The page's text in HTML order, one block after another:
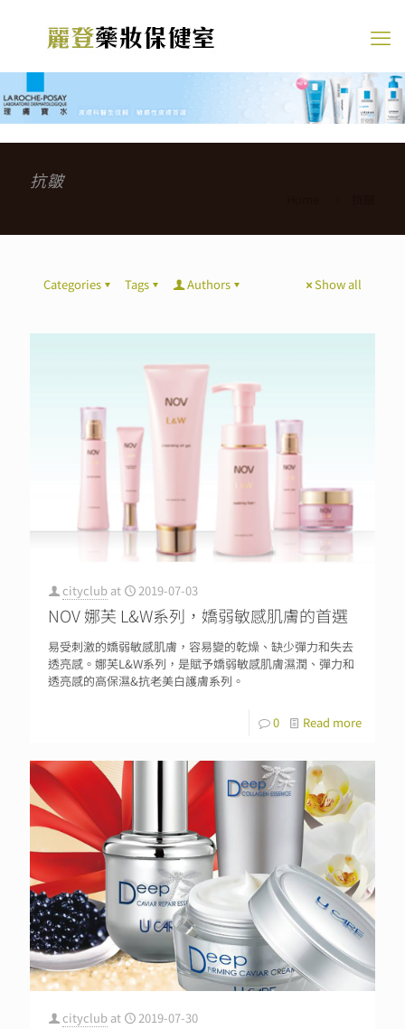
抗皺
Categories Tags Authors Show all
cityclub at 2019-07-03
NOV 娜芙 L&W系列，嬌弱敏感肌膚的首選
易受刺激的嬌弱敏感肌膚，容易變的乾燥、缺少彈力和失去
透亮感。娜芙L&W系列，是賦予嬌弱敏感肌膚濕潤、彈力和
透亮感的高保濕&抗老美白護膚系列。
0 Read more
cityclub at 2019-07-30